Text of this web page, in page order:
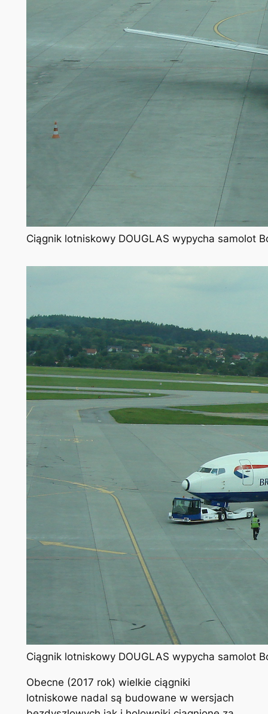
Ciągnik lotniskowy DOUGLAS wypycha samolot
Ciągnik lotniskowy DOUGLAS wypycha samolot
Obecne (2017 rok) wielkie ciągniki
lotniskowe nadal są budowane w wersjach